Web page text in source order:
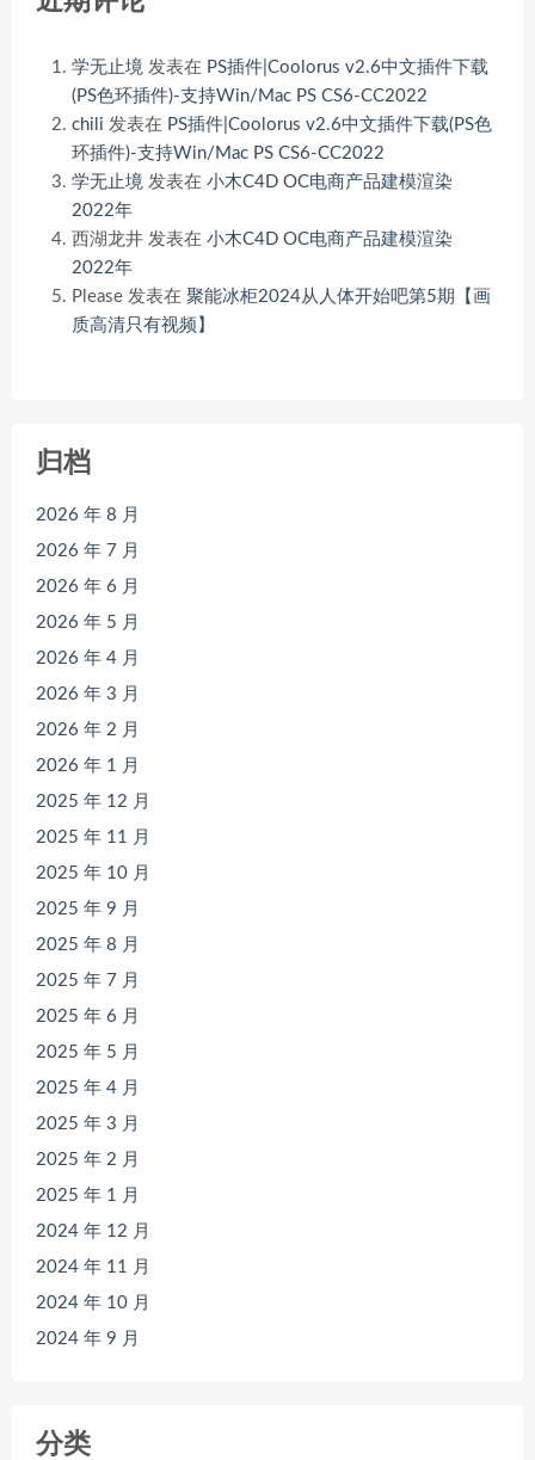
学无止境 发表在 PS插件|Coolorus v2.6中文插件下载
(PS色环插件)-支持Win/Mac PS CS6-CC2022
chili 发表在 PS插件|Coolorus v2.6中文插件下载(PS色
环插件)-支持Win/Mac PS CS6-CC2022
学无止境 发表在 小木C4D OC电商产品建模渲染
2022年
西湖龙井 发表在 小木C4D OC电商产品建模渲染
2022年
Please 发表在 聚能冰柜2024从人体开始吧第5期【画
质高清只有视频】
归档
2026 年 8 月
2026 年 7 月
2026 年 6 月
2026 年 5 月
2026 年 4 月
2026 年 3 月
2026 年 2 月
2026 年 1 月
2025 年 12 月
2025 年 11 月
2025 年 10 月
2025 年 9 月
2025 年 8 月
2025 年 7 月
2025 年 6 月
2025 年 5 月
2025 年 4 月
2025 年 3 月
2025 年 2 月
2025 年 1 月
2024 年 12 月
2024 年 11 月
2024 年 10 月
2024 年 9 月
分类